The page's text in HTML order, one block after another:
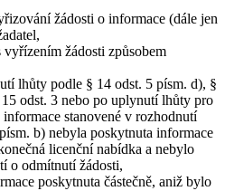
žádosti o informace (dále jen
vyřízením žádosti způsobem
lhůty podle § 14 odst. 5 písm. d), §
odst. 3 nebo po uplynutí lhůty pro
stanovené v rozhodnutí
b) nebyla poskytnuta informace
licenční nabídka a nebylo
o odmítnutí žádosti,
poskytnuta částečně, aniž bylo